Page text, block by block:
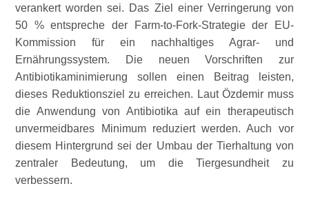
verankert worden sei. Das Ziel einer Verringerung von
50 % entspreche der Farm-to-Fork-Strategie der EU-
Kommission für ein nachhaltiges Agrar- und
Ernährungssystem. Die neuen Vorschriften zur
Antibiotikaminimierung sollen einen Beitrag leisten,
dieses Reduktionsziel zu erreichen. Laut Özdemir muss
die Anwendung von Antibiotika auf ein therapeutisch
unvermeidbares Minimum reduziert werden. Auch vor
diesem Hintergrund sei der Umbau der Tierhaltung von
zentraler Bedeutung, um die Tiergesundheit zu
verbessern.